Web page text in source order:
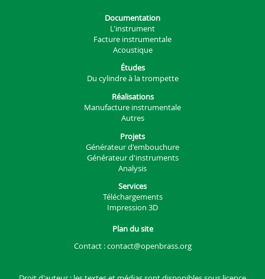
Documentation
L'instrument
Facture instrumentale
Acoustique
Études
Du cylindre à la trompette
Réalisations
Manufacture instrumentale
Autres
Projets
Générateur d'embouchure
Générateur d'instruments
Analysis
Services
Téléchargements
Impression 3D
Plan du site
Contact :contact@openbrass.org